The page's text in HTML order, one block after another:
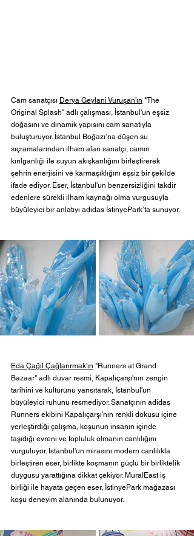
Cam sanatçısı Derya Geylani Vuruşan'ın "The
Original Splash" adlı çalışması, İstanbul'un eşsiz
doğasını ve dinamik yapısını cam sanatıyla
buluşturuyor. İstanbul Boğazı’na düşen su
sıçramalarından ilham alan sanatçı, camın
kırılganlığı ile suyun akışkanlığını birleştirerek
şehrin enerjisini ve karmaşıklığını eşsiz bir şekilde
ifade ediyor. Eser, İstanbul'un benzersizliğini takdir
edenlere sürekli ilham kaynağı olma vurgusuyla
büyüleyici bir anlatıyı adidas İstinyePark’ta sunuyor.
Eda Çağıl Çağlarırmak'ın "Runners at Grand
Bazaar" adlı duvar resmi, Kapalıçarşı'nın zengin
tarihini ve kültürünü yansıtarak, İstanbul'un
büyüleyici ruhunu resmediyor. Sanatçının adidas
Runners ekibini Kapalıçarşı'nın renkli dokusu içine
yerleştirdiği çalışma, koşunun insanın içinde
taşıdığı evreni ve topluluk olmanın canlılığını
vurguluyor. İstanbul'un mirasını modern canlılıkla
birleştiren eser, birlikte koşmanın güçlü bir birliktelik
duygusu yarattığına dikkat çekiyor. MuralEast iş
birliği ile hayata geçen eser, İstinyePark mağazası
koşu deneyim alanında bulunuyor.